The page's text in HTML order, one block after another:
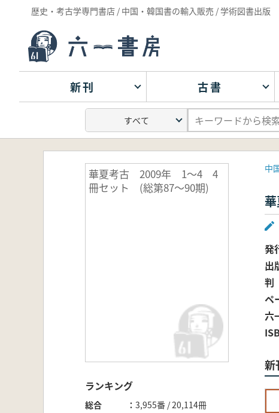
歴史・考古学専門書店 / 中国・韓国書の輸入販売 / 学術図書出版
新刊 古書
華夏考古 2009年 1～4 4
冊セット (総第87～90期)
ランキング
総合
3,955番 / 20,114冊
中
発
出
判
ペ
六
新